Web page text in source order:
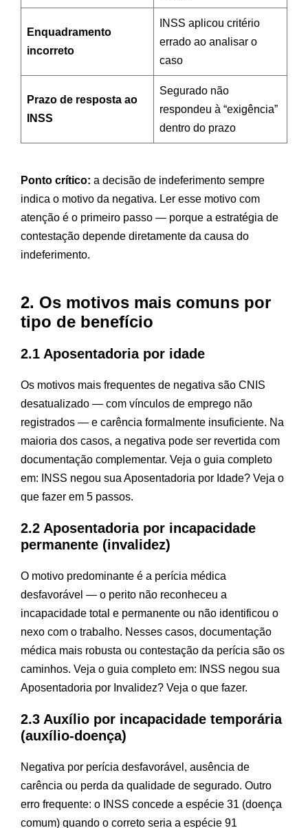
Enquadramento
incorreto
INSS aplicou critério
errado ao analisar o
caso
Prazo de resposta ao
INSS
Segurado não
respondeu à “exigência”
dentro do prazo
Ponto crítico: a decisão de indeferimento sempre
indica o motivo da negativa. Ler esse motivo com
atenção é o primeiro passo — porque a estratégia de
contestação depende diretamente da causa do
indeferimento.
2. Os motivos mais comuns por
tipo de benefício
2.1 Aposentadoria por idade
Os motivos mais frequentes de negativa são CNIS
desatualizado — com vínculos de emprego não
registrados — e carência formalmente insuficiente. Na
maioria dos casos, a negativa pode ser revertida com
documentação complementar. Veja o guia completo
em:
INSS negou sua Aposentadoria por Idade? Veja o
que fazer em 5 passos.
2.2 Aposentadoria por incapacidade
permanente (invalidez)
O motivo predominante é a perícia médica
desfavorável — o perito não reconheceu a
incapacidade total e permanente ou não identificou o
nexo com o trabalho. Nesses casos, documentação
médica mais robusta ou contestação da perícia são os
caminhos. Veja o guia completo em:
INSS negou sua
Aposentadoria por Invalidez? Veja o que fazer.
2.3 Auxílio por incapacidade temporária
(auxílio-doença)
Negativa por perícia desfavorável, ausência de
carência ou perda da qualidade de segurado. Outro
erro frequente: o INSS concede a espécie 31 (doença
comum) quando o correto seria a espécie 91